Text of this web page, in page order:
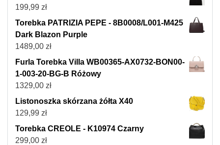
199,99 zł
Torebka PATRIZIA PEPE - 8B0008/L001-M425
Dark Blazon Purple
1489,00 zł
Furla Torebka Villa WB00365-AX0732-BON00-
1-003-20-BG-B Różowy
1329,00 zł
Listonoszka skórzana żółta X40
129,99 zł
Torebka CREOLE - K10974 Czarny
299,00 zł